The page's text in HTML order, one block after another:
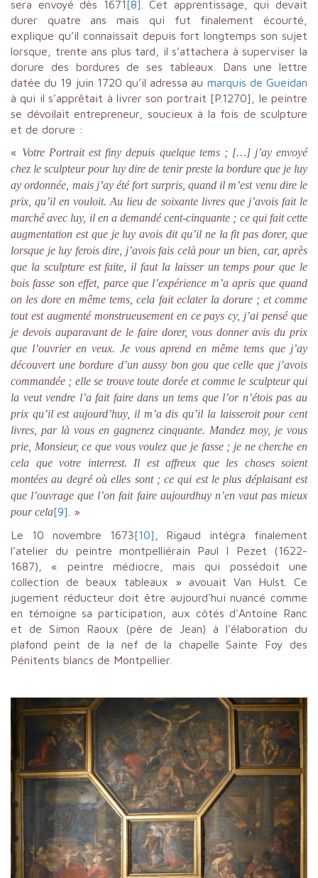
sera envoyé dès 1671[8] . Cet apprentissage, qui devait
durer quatre ans mais qui fut finalement écourté,
explique qu’il connaissait depuis fort longtemps son sujet
lorsque, trente ans plus tard, il s’attachera à superviser la
dorure des bordures de ses tableaux. Dans une lettre
datée du 19 juin 1720 qu’il adressa au marquis de Gueidan
à qui il s’apprêtait à livrer son portrait [P.1270], le peintre
se dévoilait entrepreneur, soucieux à la fois de sculpture
et de dorure :
« Votre Portrait est finy depuis quelque tems ; […] j’ay envoyé
chez le sculpteur pour luy dire de tenir preste la bordure que je luy
ay ordonnée, mais j’ay été fort surpris, quand il m’est venu dire le
prix, qu’il en vouloit. Au lieu de soixante livres que j’avois fait le
marché avec luy, il en a demandé cent-cinquante ; ce qui fait cette
augmentation est que je luy avois dit qu’il ne la fit pas dorer, que
lorsque je luy ferois dire, j’avois fais celà pour un bien, car, après
que la sculpture est faite, il faut la laisser un temps pour que le
bois fasse son effet, parce que l’expérience m’a apris que quand
on les dore en même tems, cela fait eclater la dorure ; et comme
tout est augmenté monstrueusement en ce pays cy, j’ai pensé que
je devois auparavant de le faire dorer, vous donner avis du prix
que l’ouvrier en veux. Je vous aprend en même tems que j’ay
découvert une bordure d’un aussy bon gou que celle que j’avois
commandée ; elle se trouve toute dorée et comme le sculpteur qui
la veut vendre l’a fait faire dans un tems que l’or n’étois pas au
prix qu’il est aujourd’huy, il m’a dis qu’il la laisseroit pour cent
livres, par là vous en gagnerez cinquante. Mandez moy, je vous
prie, Monsieur, ce que vous voulez que je fasse ; je ne cherche en
cela que votre interrest. Il est affreux que les choses soient
montées au degré où elles sont ; ce qui est le plus déplaisant est
que l’ouvrage que l’on fait faire aujourdhuy n’en vaut pas mieux
pour cela[9]
. »
Le 10 novembre 1673[10] , Rigaud intégra finalement
l’atelier du peintre montpelliérain Paul I Pezet (1622-
1687), « peintre médiocre, mais qui possédoit une
collection de beaux tableaux » avouait Van Hulst. Ce
jugement réducteur doit être aujourd'hui nuancé comme
en témoigne sa participation, aux côtés d'Antoine Ranc
et de Simon Raoux (père de Jean) à l'élaboration du
plafond peint de la nef de la chapelle Sainte Foy des
Pénitents blancs de Montpellier.